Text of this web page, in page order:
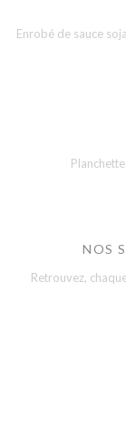
Enrobé de sauce
NOS
Retrouvez,